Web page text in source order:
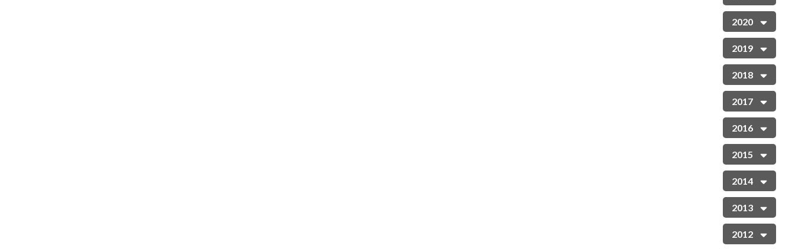
2020
2019
2018
2017
2016
2015
2014
2013
2012